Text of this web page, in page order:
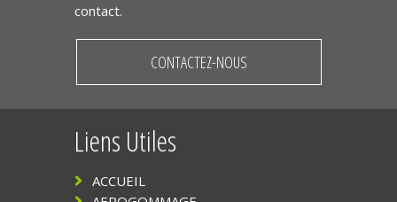
contact.
CONTACTEZ-NOUS
Liens Utiles
ACCUEIL